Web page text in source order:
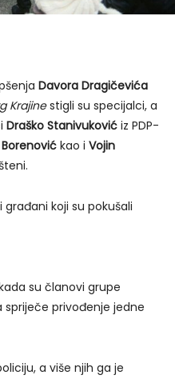
Davora Dragičevića
Krajinestigli su specijalci, a
Draško Stanivuković iz PDP-
kao i Vojin
koji su pokušali
su članovi grupe
spriječe privođenje jedne
a više njih ga je